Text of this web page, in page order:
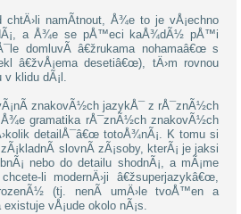
namÃ­tnout, Å¾e to je vÅ¡echno
a Å¾e se pÅ™eci kaÅ¾dÃ½ pÅ™i
domluvÃ­ â€žrukama nohamaâ€œ s
â€žvÅ¡ema desetiâ€œ), tÄ›m rovnou
v klidu dÃ¡l.
znakovÃ½ch jazykÅ¯ z rÅ¯znÃ½ch
Å¾e gramatika rÅ¯znÃ½ch znakovÃ½ch
detailÅ¯â€œ totoÅ¾nÃ¡. K tomu si
slovnÃ­ zÃ¡soby, kterÃ¡ je jaksi
nebo do detailu shodnÃ¡, a mÃ¡me
li modernÄ›ji â€žsuperjazykâ€œ,
(tj. nenÃ­ umÄ›le tvoÅ™en a
vÅ¡ude okolo nÃ¡s.